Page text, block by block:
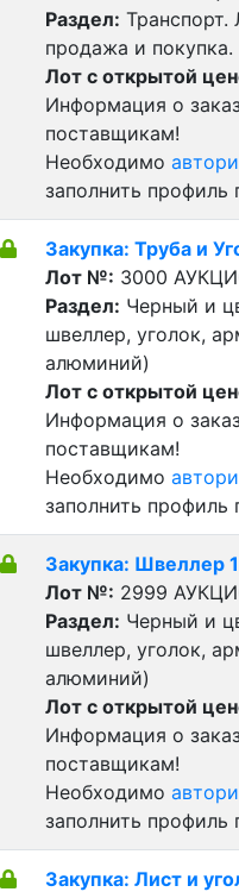
Раздел: Транспорт.
продажа и
Лот с открытой
Информация о
поставщикам!
Необходимо
заполнить профиль
Закупка: Труба и
Лот №: 3000
Раздел: Черный и
швеллер, уголок,
алюминий)
Лот с открытой
Информация о
поставщикам!
Необходимо
заполнить профиль
Закупка: Швеллер
Лот №: 2999
Раздел: Черный и
швеллер, уголок,
алюминий)
Лот с открытой
Информация о
поставщикам!
Необходимо
заполнить профиль
Закупка: Лист и